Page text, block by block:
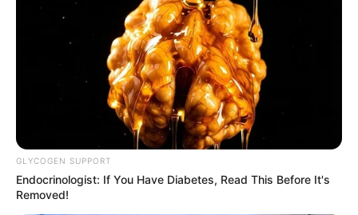
GLYCOGEN SUPPORT
Endocrinologist: If You Have Diabetes, Read This Before It's
Removed!